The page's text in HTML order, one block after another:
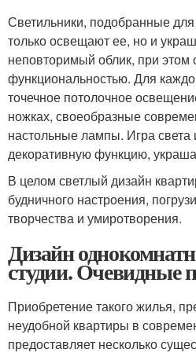
Светильники, подобранные
только освещают ее, но и
неповторимый облик, при этом
функциональностью. Для
точечное потолочное
ножках, своеобразные
настольные лампы. Игра света
декоративную функцию,
В целом светлый дизайн
будничного настроения,
творчества и умиротворения.
Дизайн
студии. Очевидные
Приобретение такого жилья,
неудобной квартиры в
предоставляет несколько